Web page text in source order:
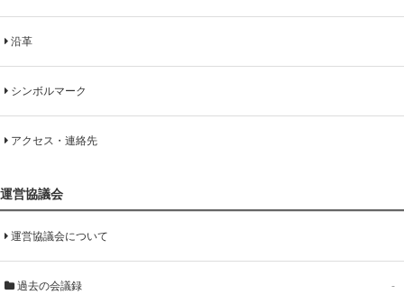
沿革
シンボルマーク
アクセス・連絡先
運営協議会
運営協議会について
-
過去の会議録